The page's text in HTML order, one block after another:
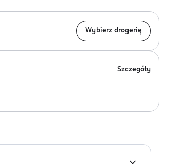
Wybierz drogerię
Szczegóły